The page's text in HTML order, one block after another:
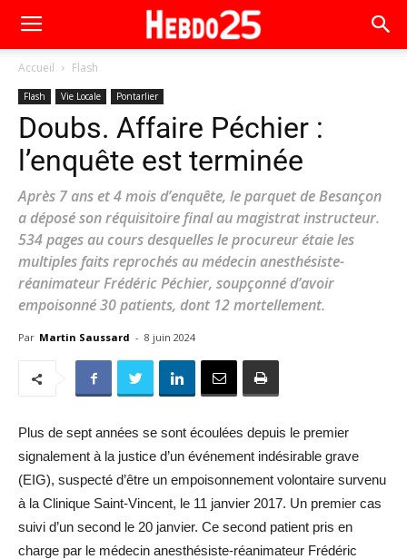
Accueil Flash
Flash Vie Locale Pontarlier
Doubs. Affaire Péchier :
l’enquête est terminée
Après 7 ans et 4 mois d’enquête, le parquet de Besançon
a déposé son réquisitoire final au magistrat instructeur.
534 pages au cours desquelles le procureur étaie les
multiples faits reprochés au médecin anesthésiste-
réanimateur Frédéric Péchier, soupçonné d’avoir
empoisonné 30 patients, dont 12 mortellement.
Par Martin Saussard - 8 juin 2024
Plus de sept années se sont écoulées depuis le premier
signalement à la justice d’un événement indésirable grave
(EIG), suspecté d’être un empoisonnement volontaire survenu
à la Clinique Saint-Vincent, le 11 janvier 2017. Un premier cas
suivi d’un second le 20 janvier. Ce second patient pris en
charge par le médecin anesthésiste-réanimateur Frédéric